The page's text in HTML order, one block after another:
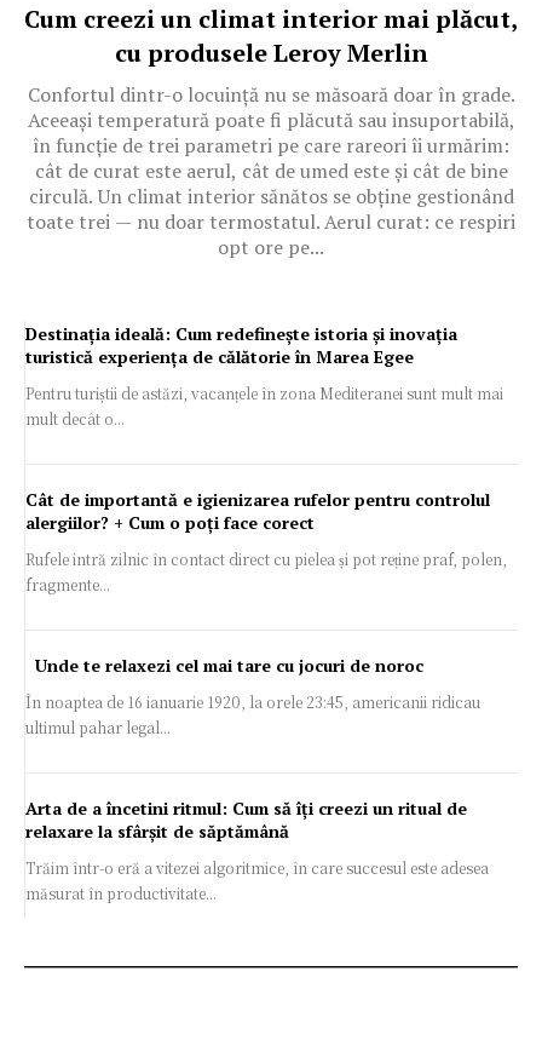
Cum creezi un climat interior mai plăcut,
cu produsele Leroy Merlin
Confortul dintr-o locuință nu se măsoară doar în grade.
Aceeași temperatură poate fi plăcută sau insuportabilă,
în funcție de trei parametri pe care rareori îi urmărim:
cât de curat este aerul, cât de umed este și cât de bine
circulă. Un climat interior sănătos se obține gestionând
toate trei — nu doar termostatul. Aerul curat: ce respiri
opt ore pe...
Destinația ideală: Cum redefinește istoria și inovația
turistică experiența de călătorie în Marea Egee
Pentru turiștii de astăzi, vacanțele în zona Mediteranei sunt mult mai
mult decât o...
Cât de importantă e igienizarea rufelor pentru controlul
alergiilor? + Cum o poți face corect
Rufele intră zilnic în contact direct cu pielea și pot reține praf, polen,
fragmente...
Unde te relaxezi cel mai tare cu jocuri de noroc
În noaptea de 16 ianuarie 1920, la orele 23:45, americanii ridicau
ultimul pahar legal...
Arta de a încetini ritmul: Cum să îți creezi un ritual de
relaxare la sfârșit de săptămână
Trăim într-o eră a vitezei algoritmice, în care succesul este adesea
măsurat în productivitate...